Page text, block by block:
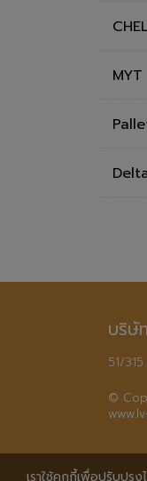
MYT
บริษั
51/
©
เราใช้คุกกี้เพื่อปรับปรุ